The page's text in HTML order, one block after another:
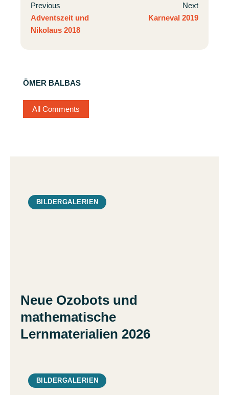
Previous
Adventszeit und
Nikolaus 2018
Next
Karneval 2019
ÖMER BALBAS
All Comments
BILDERGALERIEN
Neue Ozobots und
mathematische
Lernmaterialien 2026
BILDERGALERIEN